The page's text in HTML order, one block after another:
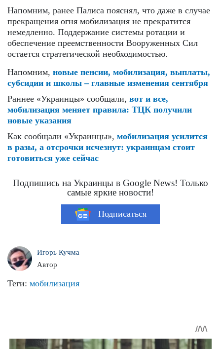
Напомним, ранее Палиса пояснял, что даже в случае
прекращения огня мобилизация не прекратится
немедленно. Поддержание системы ротации и
обеспечение преемственности Вооруженных Сил
остается стратегической необходимостью.
Напомним, новые пенсии, мобилизация, выплаты,
субсидии и школы – главные изменения сентября
Раннее «Украинцы» сообщали, вот и все,
мобилизация меняет правила: ТЦК получили
новые указания
Как сообщали «Украинцы», мобилизация усилится
в разы, а отсрочки исчезнут: украинцам стоит
готовиться уже сейчас
Подпишись на Украинцы в Google News! Только
самые яркие новости!
Подписаться
Игорь Кучма
Автор
Теги: мобилизация